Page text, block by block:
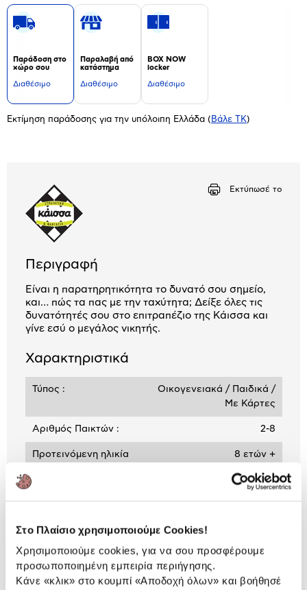
Στο Πλαίσιο χρησιμοποιούμε Cookies!
Χρησιμοποιούμε cookies, για να σου προσφέρουμε
προσωποποιημένη εμπειρία περιήγησης.
Κάνε «κλικ» στο κουμπί «Αποδοχή όλων» και βοήθησέ
Παράδοση στο
χώρο σου
Διαθέσιμο
Παραλαβή από
κατάστημα
Διαθέσιμο
BOX NOW
locker
Διαθέσιμο
Εκτίμηση παράδοσης για την υπόλοιπη Ελλάδα ( Βάλε ΤΚ)
Εκτύπωσέ το
Περιγραφή
Είναι η παρατηρητικότητα το δυνατό σου σημείο,
και… πώς τα πας με την ταχύτητα; Δείξε όλες τις
δυνατότητές σου στο επιτραπέζιο της Κάισσα και
γίνε εσύ ο μεγάλος νικητής.
Χαρακτηριστικά
Τύπος :
Οικογενειακά / Παιδικά /
Με Κάρτες
Αριθμός Παικτών : 2-8
Προτεινόμενη ηλικία 8 ετών +
10'
Αναλυτική
παρουσίαση
Αναλυτική παρουσίαση
Προδιαγραφές